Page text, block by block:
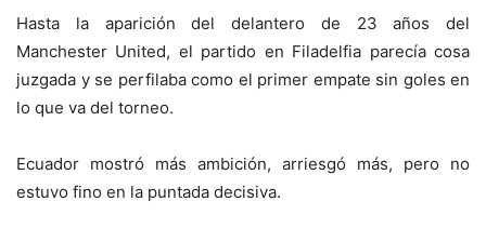
Hasta la aparición del delantero de 23 años del
Manchester United, el partido en Filadelfia parecía cosa
juzgada y se perfilaba como el primer empate sin goles en
lo que va del torneo.
Ecuador mostró más ambición, arriesgó más, pero no
estuvo fino en la puntada decisiva.